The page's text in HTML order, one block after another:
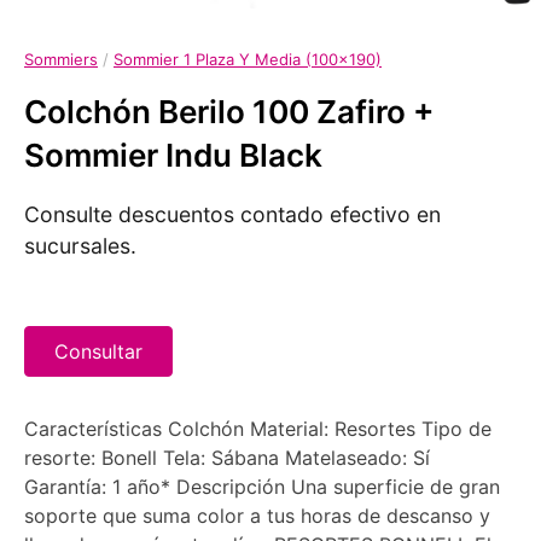
Sommiers / Sommier 1 Plaza Y Media (100x190)
Colchón Berilo 100 Zafiro +
Sommier Indu Black
Consulte descuentos contado efectivo en
sucursales.
Consultar
Características Colchón Material: Resortes Tipo de
resorte: Bonell Tela: Sábana Matelaseado: Sí
Garantía: 1 año* Descripción Una superficie de gran
soporte que suma color a tus horas de descanso y